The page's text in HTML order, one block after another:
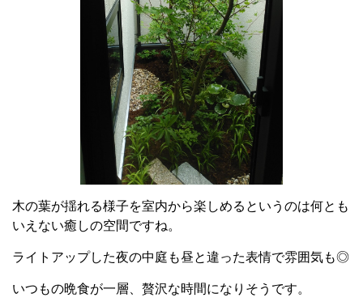
木の葉が揺れる様子を室内から楽しめるというのは何とも
いえない癒しの空間ですね。
ライトアップした夜の中庭も昼と違った表情で雰囲気も◎
いつもの晩食が一層、贅沢な時間になりそうです。